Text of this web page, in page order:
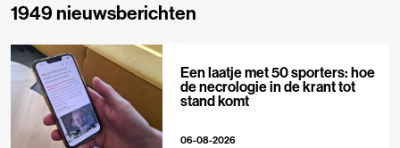
1949 nieuwsberichten
Een laatje met 50 sporters: hoe
de necrologie in de krant tot
stand komt
06-08-2026